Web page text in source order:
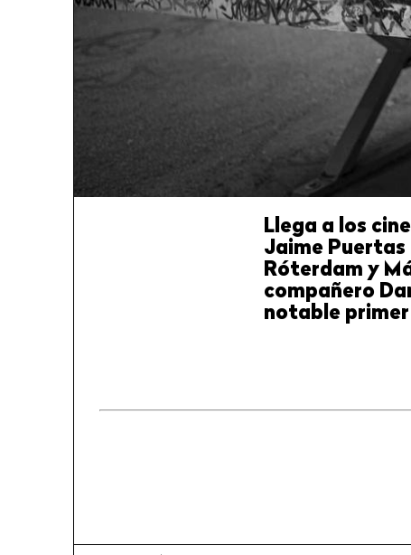
Llega a los
Jaime Puertas
Róterdam y
compañero
notable